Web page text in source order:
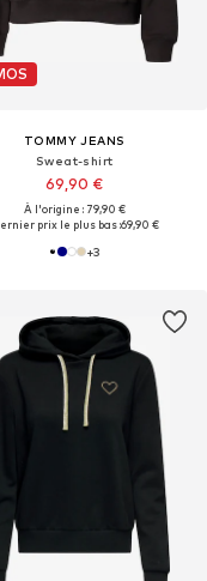
TOMMY JEANS
Sweat-shirt
69,90 €
À l'origine : 79,90 €
prix le plus bas :69,90 €
+3